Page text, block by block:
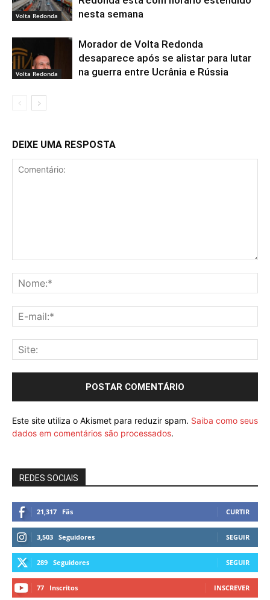
Volta Redonda
nesta semana
Volta Redonda
Morador de Volta Redonda
desaparece após se alistar para lutar
na guerra entre Ucrânia e Rússia
DEIXE UMA RESPOSTA
Este site utiliza o Akismet para reduzir spam. Saiba como seus
dados em comentários são processados.
REDES SOCIAIS
21,317 Fãs CURTIR
3,503 Seguidores SEGUIR
289 Seguidores SEGUIR
77 Inscritos INSCREVER